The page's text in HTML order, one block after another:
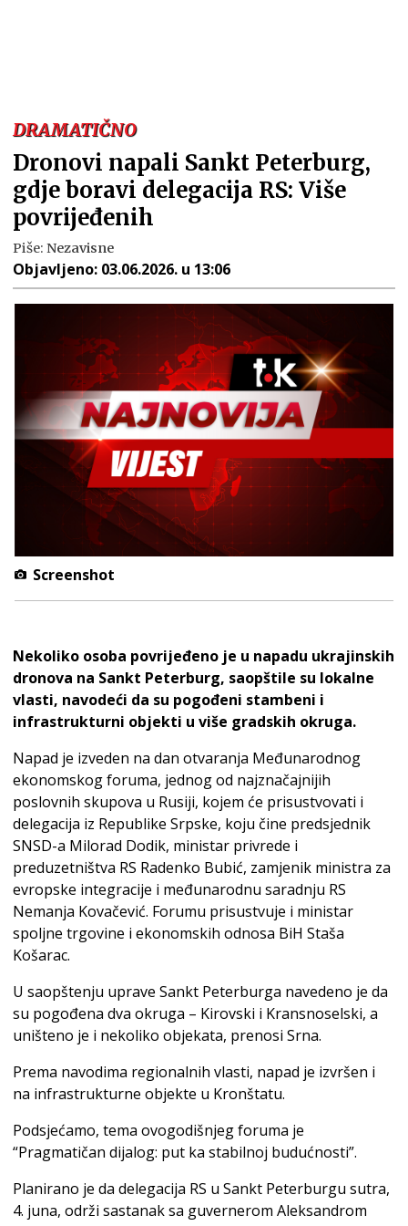
DRAMATIČNO
Dronovi napali Sankt Peterburg,
gdje boravi delegacija RS: Više
povrijeđenih
Piše: Nezavisne
Objavljeno: 03.06.2026. u 13:06
Screenshot
Nekoliko osoba povrijeđeno je u napadu ukrajinskih
dronova na Sankt Peterburg, saopštile su lokalne
vlasti, navodeći da su pogođeni stambeni i
infrastrukturni objekti u više gradskih okruga.
Napad je izveden na dan otvaranja Međunarodnog
ekonomskog foruma, jednog od najznačajnijih
poslovnih skupova u Rusiji, kojem će prisustvovati i
delegacija iz Republike Srpske, koju čine predsjednik
SNSD-a Milorad Dodik, ministar privrede i
preduzetništva RS Radenko Bubić, zamjenik ministra za
evropske integracije i međunarodnu saradnju RS
Nemanja Kovačević. Forumu prisustvuje i ministar
spoljne trgovine i ekonomskih odnosa BiH Staša
Košarac.
U saopštenju uprave Sankt Peterburga navedeno je da
su pogođena dva okruga – Kirovski i Kransnoselski, a
uništeno je i nekoliko objekata, prenosi Srna.
Prema navodima regionalnih vlasti, napad je izvršen i
na infrastrukturne objekte u Kronštatu.
Podsjećamo, tema ovogodišnjeg foruma je
“Pragmatičan dijalog: put ka stabilnoj budućnosti”.
Planirano je da delegacija RS u Sankt Peterburgu sutra,
4. juna, održi sastanak sa guvernerom Aleksandrom